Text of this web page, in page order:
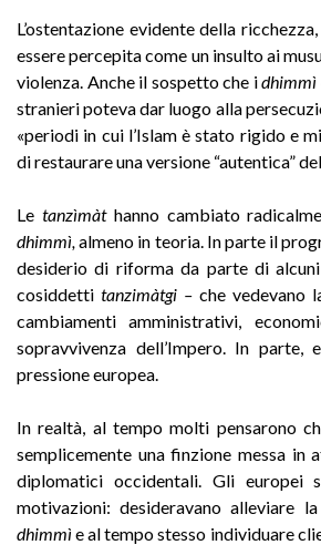
L’ostentazione evidente della
essere percepita come un insulto ai
violenza. Anche il sospetto che idhimmì
stranieri poteva dar luogo alla
«periodi in cui l’Islam è stato rigido e
di restaurare una versione “autentica”
Le tanzìmàt hanno cambiato
dhimmì,almeno in teoria. In parte il
desiderio di riforma da parte di
cosiddetti tanzimàtgi – che vedevano
cambiamenti amministrativi,
sopravvivenza dell’Impero. In parte,
pressione europea.
In realtà, al tempo molti pensarono
semplicemente una finzione messa in
diplomatici occidentali. Gli europei
motivazioni: desideravano alleviare
dhimmìe al tempo stesso individuare